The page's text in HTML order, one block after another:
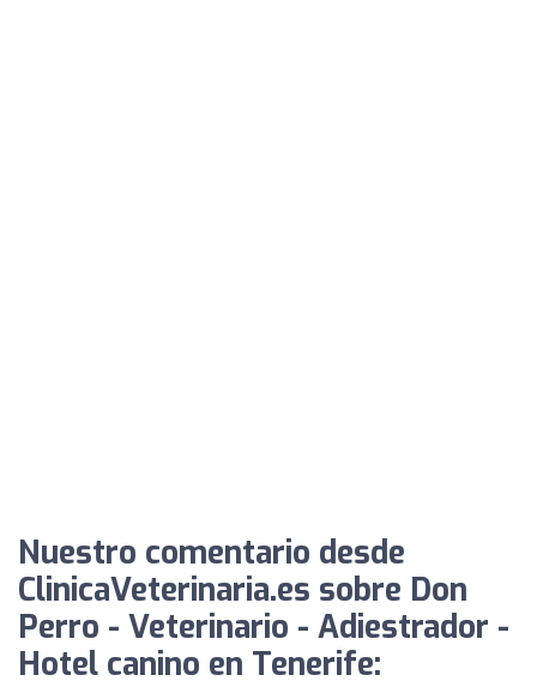
Nuestro comentario desde
ClinicaVeterinaria.es sobre Don
Perro - Veterinario - Adiestrador -
Hotel canino en Tenerife: